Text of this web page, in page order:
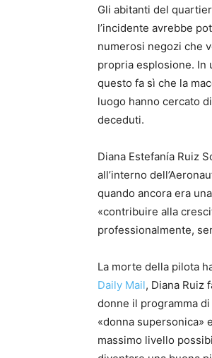
Gli abitanti del
l’incidente avrebbe
numerosi negozi che
propria esplosione. In
questo fa sì che la
luogo hanno cercato
deceduti.
Diana Estefanía Ruiz
all’interno
quando ancora era
«contribuire alla
professionalmente,
La morte della pilota
Daily Mail, Diana Ruiz
donne il programma
«donna supersonica»
massimo livello